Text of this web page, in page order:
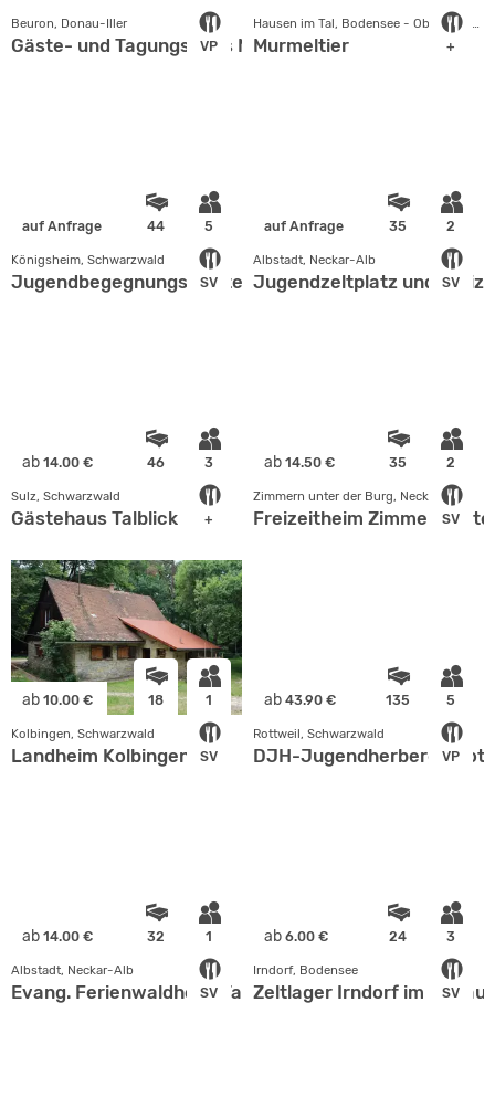
VP
Beuron, Donau-Iller
Gäste- und Tagungshaus Maria Trost +
Murmeltier
auf Anfrage 44 5
SV
Königsheim, Schwarzwald
Jugendbegegnungsstätte
auf Anfrage 35 2
SV
Albstadt, Neckar-Alb
Jugendzeltplatz und
ab 14.00 € 46 3
+
Sulz, Schwarzwald
Gästehaus Talblick
ab 14.50 € 35 2
SV
Zimmern unter der Burg, Neckar-Alb
Freizeitheim Zimmern
ab 10.00 € 18 1
SV
Kolbingen, Schwarzwald
Landheim Kolbingen
ab 43.90 € 135 5
VP
Rottweil, Schwarzwald
DJH-Jugendherberge
ab 14.00 € 32 1
SV
Albstadt, Neckar-Alb
Evang. Ferienwaldheim Tailfingen
ab 6.00 € 24 3
SV
Irndorf, Bodensee
Zeltlager Irndorf im